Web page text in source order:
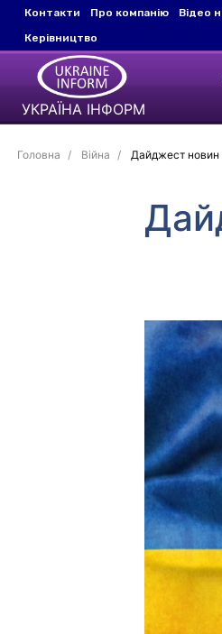
Контакти Про компанію
Відео
Керівництво
УКРАЇНА ІНФОРМ
Головна Війна Дайджест новин